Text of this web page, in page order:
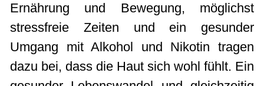
Ernährung und Bewegung, möglichst
stressfreie Zeiten und ein gesunder
Umgang mit Alkohol und Nikotin tragen
dazu bei, dass die Haut sich wohl fühlt. Ein